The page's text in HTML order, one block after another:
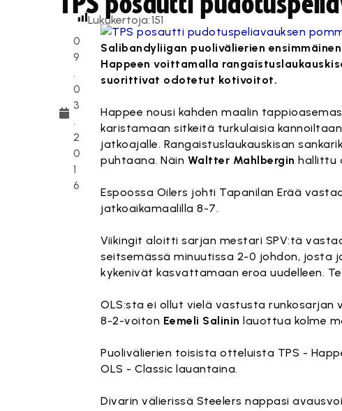
0
9
.
0
3
.
2
0
1
6
Lukukertoja:151
Salibandyliigan puolivälierien
Happeen voittamalla
suorittivat odotetut kotivoitot.
Happee nousi kahden maalin
karistamaan sitkeitä turkulaisia
jatkoajalle. Rangaistuslaukauskisan
puhtaana. Näin Waltter Mahlbergin hallittu
Espoossa Oilers johti Tapanilan Erää
jatkoaikamaalilla 8-7.
Viikingit aloitti sarjan mestari SPV:tä
seitsemässä minuutissa 2-0 johdon, josta
kykenivät kasvattamaan eroa uudelleen.
OLS:sta ei ollut vielä vastusta
8-2-voiton Eemeli Salinin lauottua kolme
Puolivälierien toisista otteluista TPS -
OLS - Classic lauantaina.
Divarin välierissä Steelers nappasi